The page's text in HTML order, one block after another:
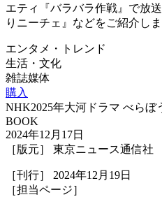
エティ『バラバラ作戦』で放
りニーチェ』などをご紹介しま
エンタメ・トレンド
生活・文化
雑誌媒体
購入
NHK2025年大河ドラマ べらぼ
BOOK
2024年12月17日
［版元］ 東京ニュース通信社
［刊行］ 2024年12月19日
［担当ページ］